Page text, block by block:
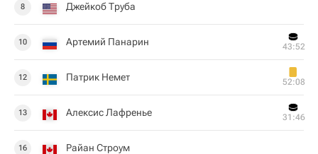
8 Джейкоб Труба
10 Артемий Панарин 43:52
12 Патрик Немет 52:08
13 Алексис Лафренье 31:46
16 Райан Строум